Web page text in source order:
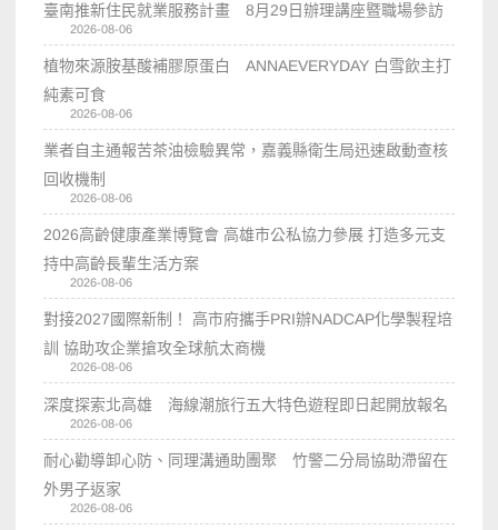
臺南推新住民就業服務計畫 8月29日辦理講座暨職場參訪
2026-08-06
植物來源胺基酸補膠原蛋白 ANNAEVERYDAY 白雪飲主打
純素可食
2026-08-06
業者自主通報苦茶油檢驗異常，嘉義縣衛生局迅速啟動查核
回收機制
2026-08-06
2026高齡健康產業博覽會 高雄市公私協力參展 打造多元支
持中高齡長輩生活方案
2026-08-06
對接2027國際新制！ 高市府攜手PRI辦NADCAP化學製程培
訓 協助攻企業搶攻全球航太商機
2026-08-06
深度探索北高雄 海線潮旅行五大特色遊程即日起開放報名
2026-08-06
耐心勸導卸心防、同理溝通助團聚 竹警二分局協助滯留在
外男子返家
2026-08-06